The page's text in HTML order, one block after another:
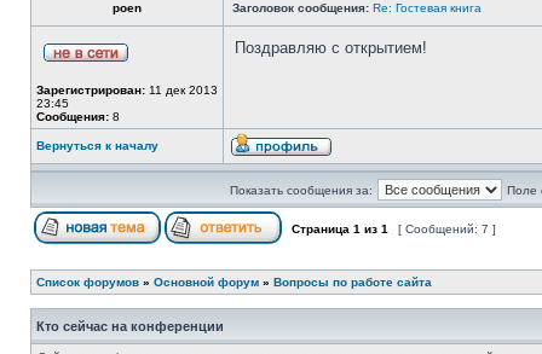
poen Заголовок сообщения: Re: Гостевая книга
Зарегистрирован: 11 дек 2013
23:45
Сообщения: 8
Поздравляю с открытием!
Вернуться к началу
Показать сообщения за: Поле
Страница 1 из 1 [ Сообщений: 7 ]
Список форумов » Основной форум » Вопросы по работе сайта
Кто сейчас на конференции